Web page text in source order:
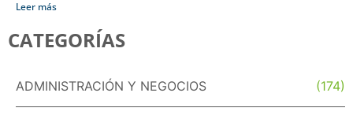
Leer más
CATEGORÍAS
ADMINISTRACIÓN Y NEGOCIOS (174)